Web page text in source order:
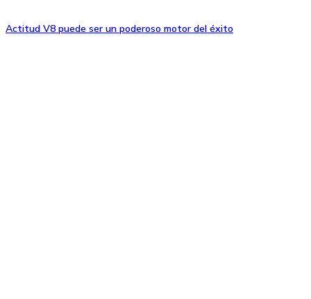
Actitud V8 puede ser un poderoso motor del éxito